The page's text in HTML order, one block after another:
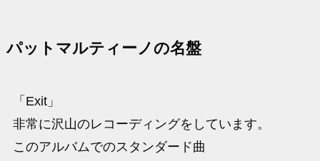
パットマルティーノの名盤
「Exit」
非常に沢山のレコーディングをしています。
このアルバムでのスタンダード曲